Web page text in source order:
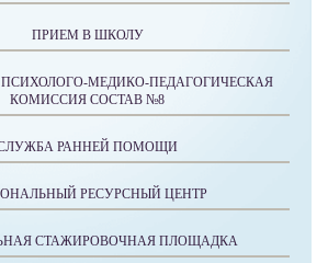
ПРИЕМ В ШКОЛУ
МЕДИКО-ПЕДАГОГИЧЕСКАЯ
КОМИССИЯ СОСТАВ №8
РАННЕЙ ПОМОЩИ
РЕСУРСНЫЙ ЦЕНТР
СТАЖИРОВОЧНАЯ ПЛОЩАДКА